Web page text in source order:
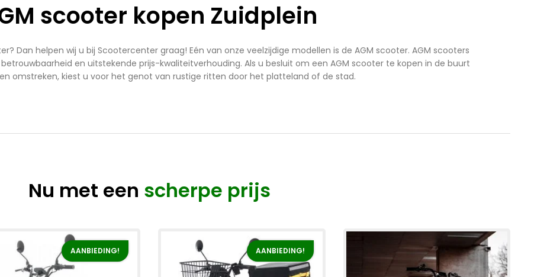
scooter kopen Zuidplein
Dan helpen wij u bij Scootercenter graag! Eén van onze veelzijdige modellen is de AGM scooter. AGM scooters
en uitstekende prijs-kwaliteitverhouding. Als u besluit om een AGM scooter te kopen in de buurt
omstreken, kiest u voor het genot van rustige ritten door het platteland of de stad.
Nu met een scherpe prijs
AANBIEDING! AANBIEDING!